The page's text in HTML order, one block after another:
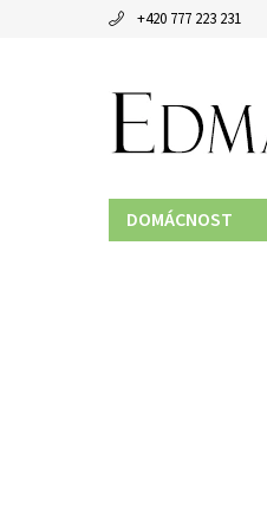
+420 777 223 231
DOMÁCNOST